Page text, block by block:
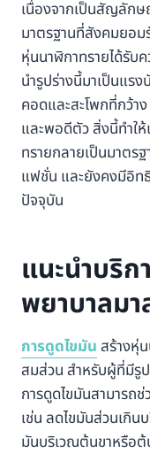
เนื่องจากเป็นสัญลัก
มาตรฐานที่สังคมยอม
หุ่นนาฬิกาทรายได้รับ
นำรูปร่างนี้มาเป็นแร
คอดและสะโพกที่กว้า
และพอดีตัว สิ่งนี้ทำใ
ทรายกลายเป็นมาตร
แฟชั่น และยังคงมีอิ
ปัจจุบัน
แนะนำบริก
พยาบาลม
การดูดไขมันสร้างหุ่
สมส่วน สำหรับผู้ที่มีรู
การดูดไขมันสามารถ
เช่น ลดไขมันส่วนเกิน
มันบริเวณต้นขาหรือ